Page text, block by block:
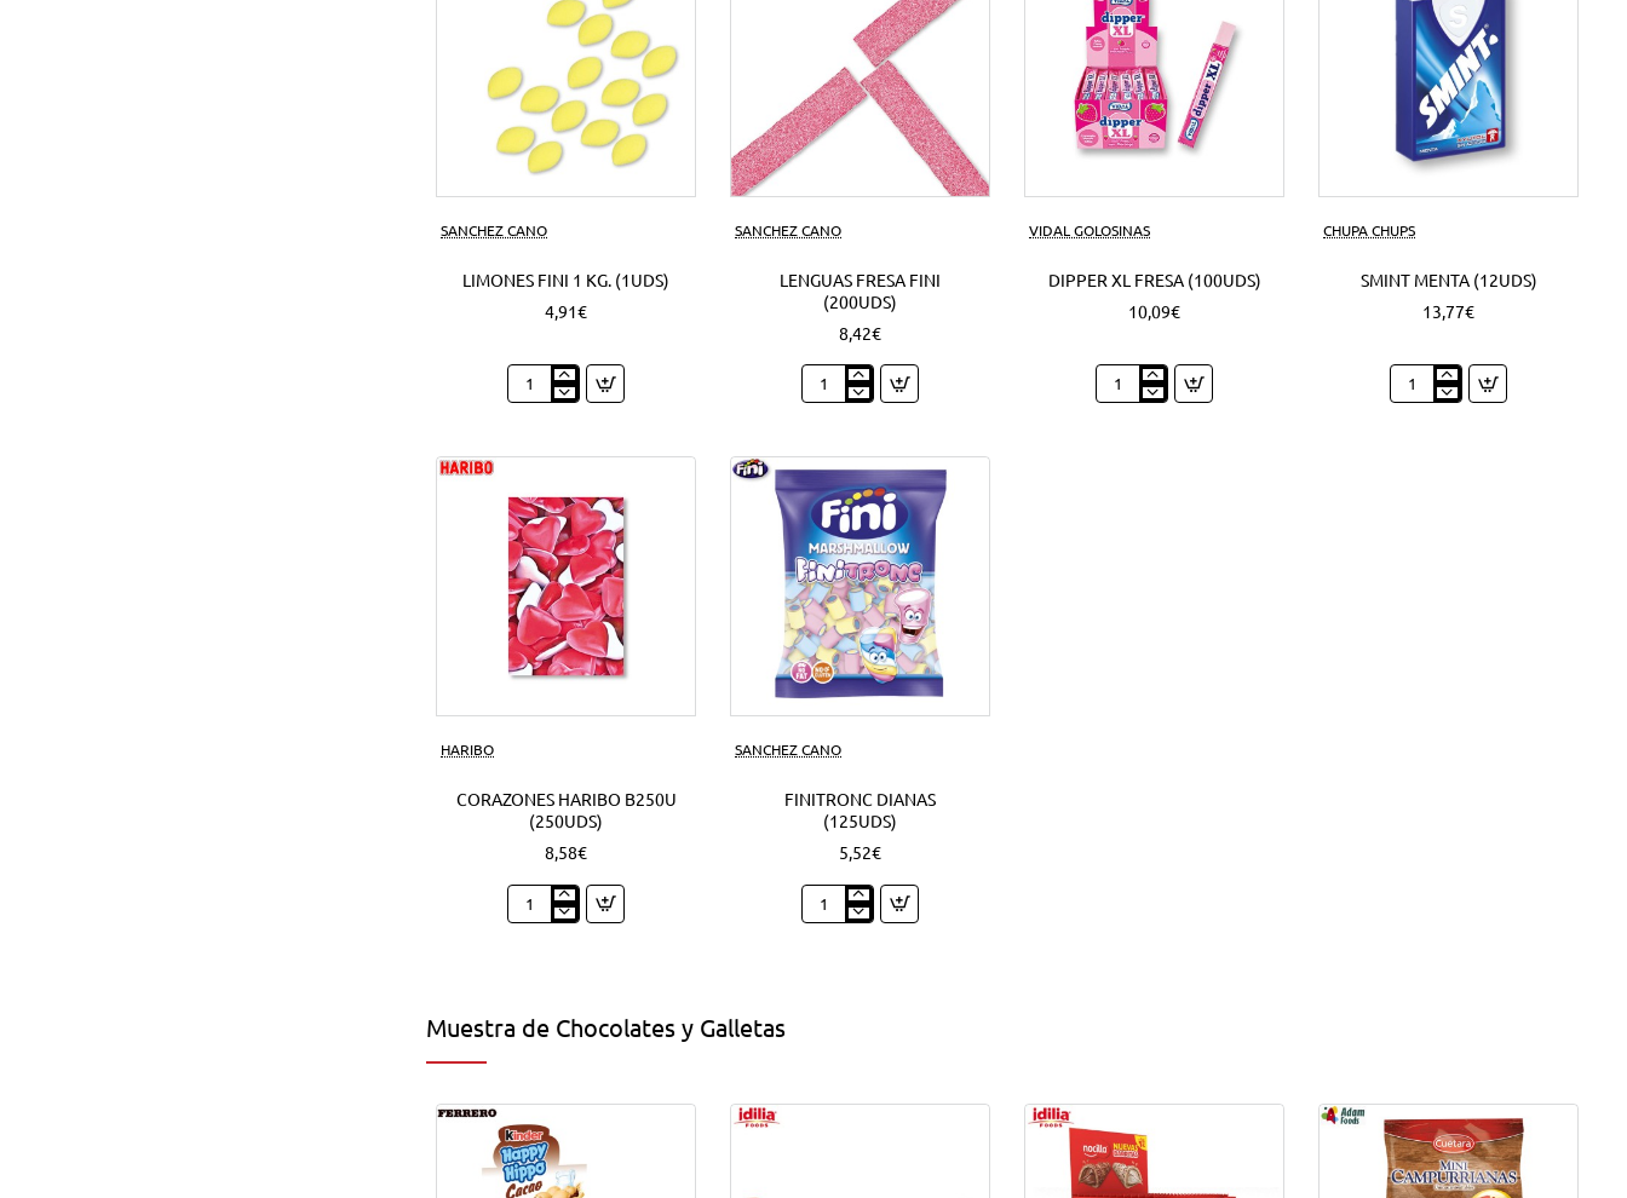
SANCHEZ CANO
LIMONES FINI 1 KG. (1UDS)
4,91€
Limones
SANCHEZ CANO
LENGUAS FRESA FINI
(200UDS)
8,42€
Lenguas
VIDAL GOLOSINAS
DIPPER XL FRESA (100UDS)
10,09€
Dipper
CHUPA CHUPS
SMINT MENTA (12UDS)
13,77€
Smint
HARIBO
CORAZONES HARIBO B250U
(250UDS)
8,58€
Corazones
Haribo
SANCHEZ CANO
FINITRONC DIANAS
(125UDS)
5,52€
Finitronc
Dianas
Muestra de Chocolates y Galletas